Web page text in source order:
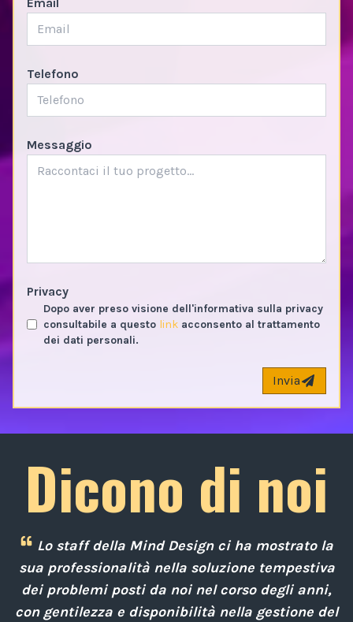
Telefono
Messaggio
Privacy
Dopo aver preso visione dell'informativa sulla privacy
consultabile a questo link acconsento al trattamento
dei dati personali.
Invia
Dicono di noi
Lo staff della Mind Design ci ha mostrato la
sua professionalità nella soluzione tempestiva
dei problemi posti da noi nel corso degli anni,
con gentilezza e disponibilità nella gestione del